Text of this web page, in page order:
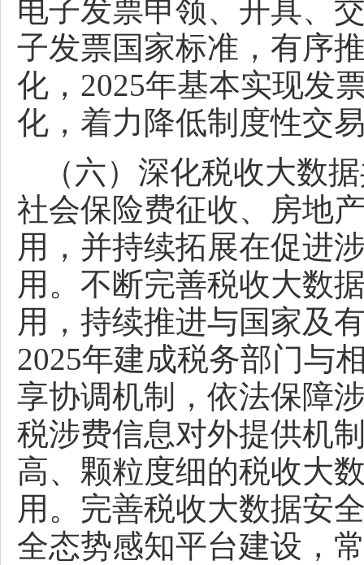
电子发票申领、开具、
子发票国家标准，有序
化，2025年基本实现发
化，着力降低制度性交
（六）深化税收大数
社会保险费征收、房地
用，并持续拓展在促进
用。不断完善税收大数
用，持续推进与国家及
2025年建成税务部门与
享协调机制，依法保障
税涉费信息对外提供机
高、颗粒度细的税收大
用。完善税收大数据安
全态势感知平台建设，